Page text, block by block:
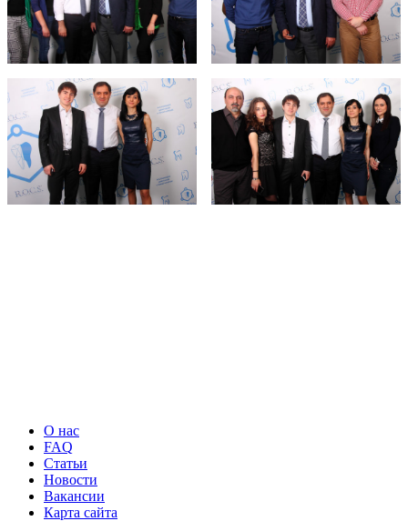
О нас
FAQ
Статьи
Новости
Вакансии
Карта сайта